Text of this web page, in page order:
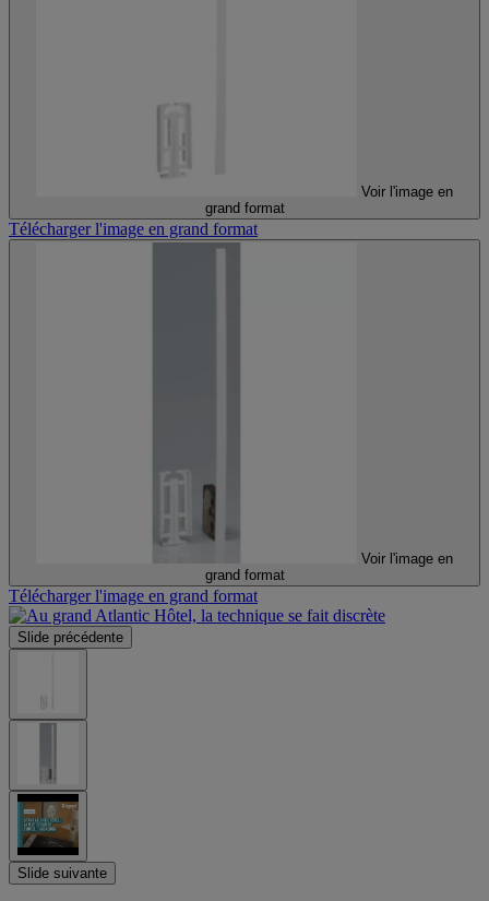
Voir l'image en
grand format
Télécharger l'image en grand format
Voir l'image en
grand format
Télécharger l'image en grand format
Slide précédente
Slide suivante